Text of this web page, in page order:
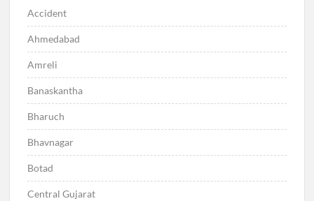
Accident
Ahmedabad
Amreli
Banaskantha
Bharuch
Bhavnagar
Botad
Central Gujarat